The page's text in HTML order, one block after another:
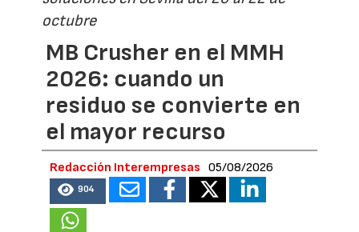
octubre
MB Crusher en el MMH
2026: cuando un
residuo se convierte en
el mayor recurso
Redacción Interempresas 05/08/2026
904